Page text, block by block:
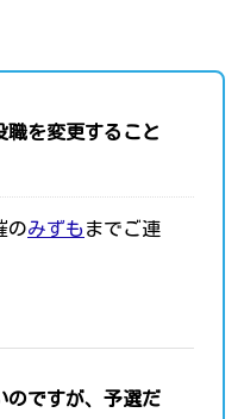
職を変更すること
のみずも までご連
のですが、予選だ